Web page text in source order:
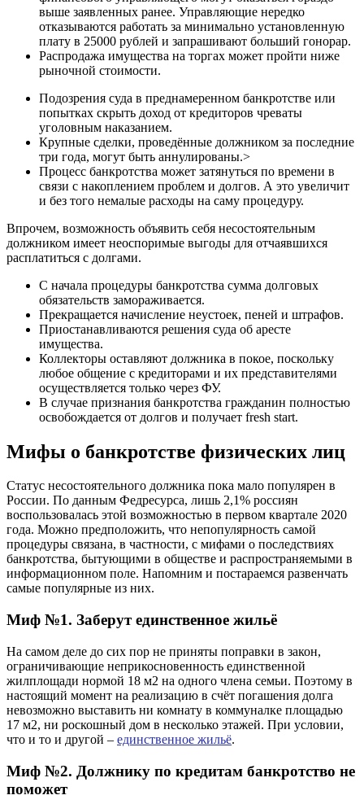
выше заявленных ранее. Управляющие нередко
отказываются работать за минимально установленную
плату в 25000 рублей и запрашивают больший гонорар.
Распродажа имущества на торгах может пройти ниже
рыночной стоимости.
Подозрения суда в преднамеренном банкротстве или
попытках скрыть доход от кредиторов чреваты
уголовным наказанием.
Крупные сделки, проведённые должником за последние
три года, могут быть аннулированы.>
Процесс банкротства может затянуться по времени в
связи с накоплением проблем и долгов. А это увеличит
и без того немалые расходы на саму процедуру.
Впрочем, возможность объявить себя несостоятельным
должником имеет неоспоримые выгоды для отчаявшихся
расплатиться с долгами.
C начала процедуры банкротства сумма долговых
обязательств замораживается.
Прекращается начисление неустоек, пеней и штрафов.
Приостанавливаются решения суда об аресте
имущества.
Коллекторы оставляют должника в покое, поскольку
любое общение с кредиторами и их представителями
осуществляется только через ФУ.
В случае признания банкротства гражданин полностью
освобождается от долгов и получает fresh start.
Мифы о банкротстве физических лиц
Статус несостоятельного должника пока мало популярен в
России. По данным Федресурса, лишь 2,1% россиян
воспользовалась этой возможностью в первом квартале 2020
года. Можно предположить, что непопулярность самой
процедуры связана, в частности, с мифами о последствиях
банкротства, бытующими в обществе и распространяемыми в
информационном поле. Напомним и постараемся развенчать
самые популярные из них.
Миф №1. Заберут единственное жильё
На самом деле до сих пор не приняты поправки в закон,
ограничивающие неприкосновенность единственной
жилплощади нормой 18 м2 на одного члена семьи. Поэтому в
настоящий момент на реализацию в счёт погашения долга
невозможно выставить ни комнату в коммуналке площадью
17 м2, ни роскошный дом в несколько этажей. При условии,
что и то и другой – единственное жильё.
Миф №2. Должнику по кредитам банкротство не
поможет